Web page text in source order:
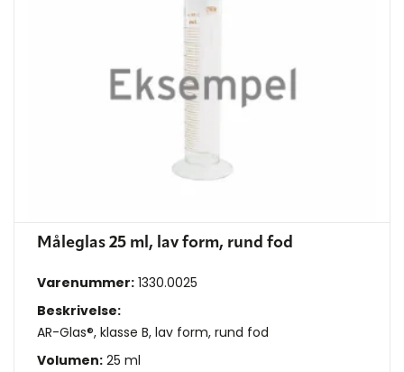
Måleglas 25 ml, lav form, rund fod
Varenummer: 1330.0025
Beskrivelse:
AR-Glas®, klasse B, lav form, rund fod
Volumen: 25 ml